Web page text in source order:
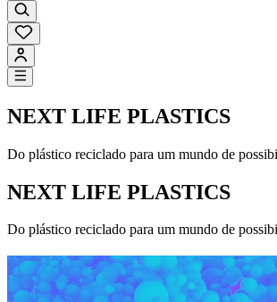
NEXT LIFE PLASTICS
Do plástico reciclado para um mundo de
NEXT LIFE PLASTICS
Do plástico reciclado para um mundo de